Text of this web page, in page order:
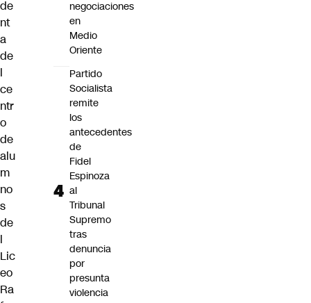
de
nt
a
de
l
ce
ntr
o
de
alu
m
no
s
de
l
Lic
eo
Ra
negociaciones
en
Medio
Oriente
Partido
Socialista
remite
los
antecedentes
de
Fidel
Espinoza
al
Tribunal
Supremo
tras
denuncia
por
presunta
violencia